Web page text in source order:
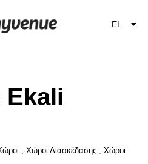
EL
EN
Ekali
, Χώροι Διασκέδασης , Χώροι